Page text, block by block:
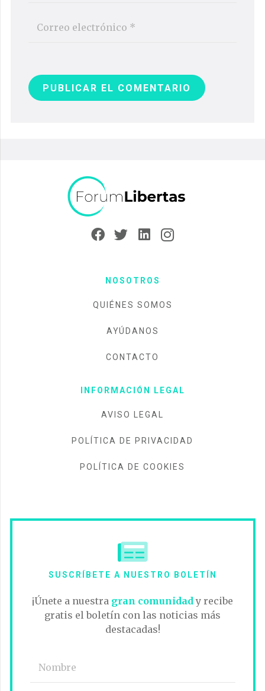
PUBLICAR EL COMENTARIO
NOSOTROS
QUIÉNES SOMOS
AYÚDANOS
CONTACTO
INFORMACIÓN LEGAL
AVISO LEGAL
POLÍTICA DE PRIVACIDAD
POLÍTICA DE COOKIES
SUSCRÍBETE A NUESTRO BOLETÍN
¡Únete a nuestra gran comunidad y recibe
gratis el boletín con las noticias más
destacadas!